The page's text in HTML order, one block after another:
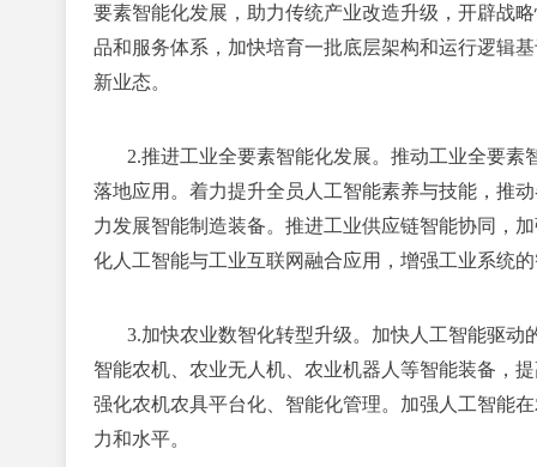
要素智能化发展，助力传统产业改造升级，开辟战
品和服务体系，加快培育一批底层架构和运行逻辑
新业态。
2.推进工业全要素智能化发展。 推动工业全要素
落地应用。着力提升全员人工智能素养与技能，推
力发展智能制造装备。推进工业供应链智能协同，
化人工智能与工业互联网融合应用，增强工业系统
3.加快农业数智化转型升级。 加快人工智能驱动
智能农机、农业无人机、农业机器人等智能装备，
强化农机农具平台化、智能化管理。加强人工智能
力和水平。